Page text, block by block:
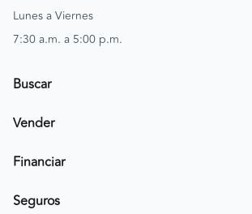
Lunes a Viernes
7:30 a.m. a 5:00 p.m.
Buscar
Encuentra un carro
Vender
Publicar mi vehículo
Financiar
Simular crédito
Seguros